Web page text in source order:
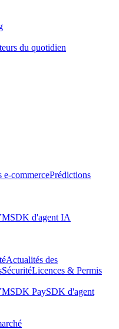
du quotidien
e-commercePrédictions
SDK d'agent IA
Actualités des
SécuritéLicences & Permis
SDK PaySDK d'agent